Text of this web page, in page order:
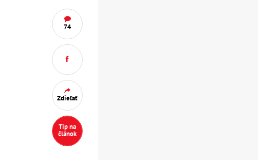
74
Zdieľať
Tip na
článok